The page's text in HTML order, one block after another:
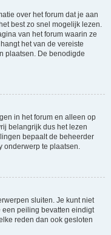
over het forum dat je aan
best zo snel mogelijk lezen.
van het forum waarin ze
het van de vereiste
plaatsen. De benodigde
in het forum en alleen op
belangrijk dus het lezen
bepaalt de beheerder
onderwerp te plaatsen.
sluiten. Je kunt niet
een peiling bevatten eindigt
reden dan ook gesloten